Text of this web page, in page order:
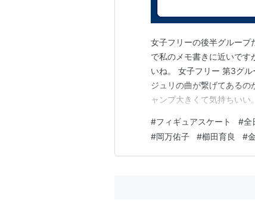
女子フリーの後半グループ
で私のメモ書きに近いです
いね。 女子フリー 第3グ
ジュリの曲が繋げてあるの
ャンプ大きくて気持ちいい
いながら狂気もちゃんと滲
るのね。 15：和田薫子 タ
#フィギュアスケート #全
#岡万佑子 #櫛田育良 #